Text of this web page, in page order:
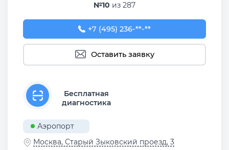
№10 из 287
+7 (495) 236-90-08
+7 (495) 236-**-**
Оставить заявку
Бесплатная
диагностика
Аэропорт
Москва, Старый Зыковский проезд, 3